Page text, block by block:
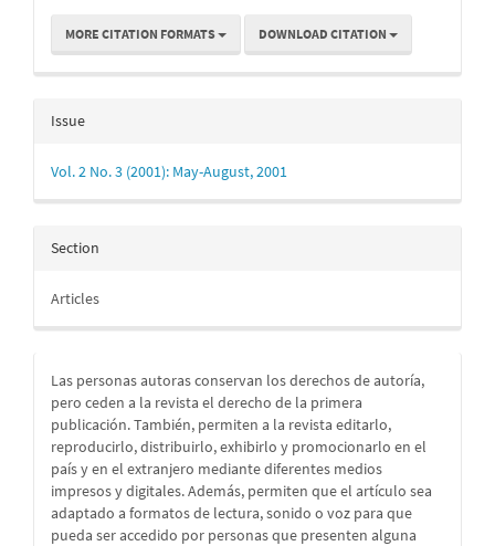
MORE CITATION FORMATS DOWNLOAD CITATION
Issue
Vol. 2 No. 3 (2001): May-August, 2001
Section
Articles
Las personas autoras conservan los derechos de autoría,
pero ceden a la revista el derecho de la primera
publicación. También, permiten a la revista editarlo,
reproducirlo, distribuirlo, exhibirlo y promocionarlo en el
país y en el extranjero mediante diferentes medios
impresos y digitales. Además, permiten que el artículo sea
adaptado a formatos de lectura, sonido o voz para que
pueda ser accedido por personas que presenten alguna